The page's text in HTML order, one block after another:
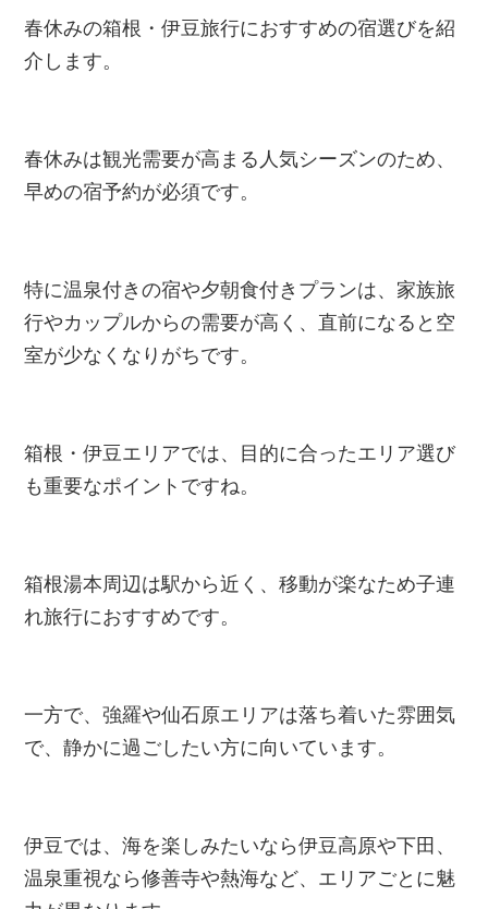
春休みの箱根・伊豆旅行におすすめの宿選びを紹
介します。
春休みは観光需要が高まる人気シーズンのため、
早めの宿予約が必須です。
特に温泉付きの宿や夕朝食付きプランは、家族旅
行やカップルからの需要が高く、直前になると空
室が少なくなりがちです。
箱根・伊豆エリアでは、目的に合ったエリア選び
も重要なポイントですね。
箱根湯本周辺は駅から近く、移動が楽なため子連
れ旅行におすすめです。
一方で、強羅や仙石原エリアは落ち着いた雰囲気
で、静かに過ごしたい方に向いています。
伊豆では、海を楽しみたいなら伊豆高原や下田、
温泉重視なら修善寺や熱海など、エリアごとに魅